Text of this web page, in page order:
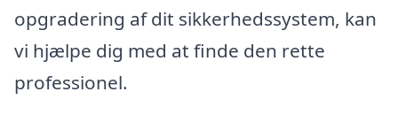
opgradering af dit sikkerhedssystem, kan
vi hjælpe dig med at finde den rette
professionel.